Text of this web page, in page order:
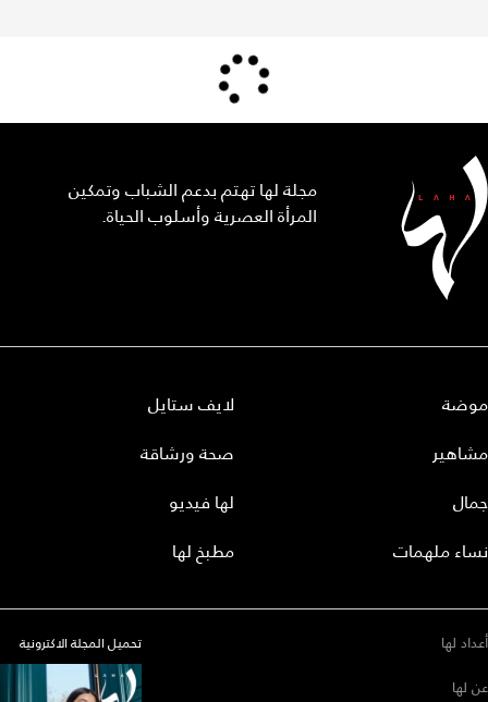
مجلة لها تهتم بدعم الشباب وتمكين
المرأة العصرية وأسلوب الحياة.
موضة
مشاهير
جمال
نساء ملهمات
لايف ستايل
صحة ورشاقة
لها فيديو
مطبخ لها
أعداد لها
عن لها
تحميل المجلة الاكترونية